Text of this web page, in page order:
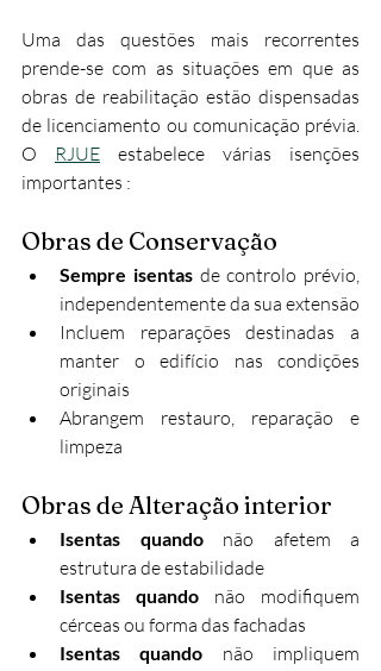
Uma das questões mais recorrentes
prende-se com as situações em que as
obras de reabilitação estão dispensadas
de licenciamento ou comunicação prévia.
O RJUE estabelece várias isenções
importantes :
Obras de Conservação
Sempre isentas de controlo prévio,
independentemente da sua extensão
Incluem reparações destinadas a
manter o edifício nas condições
originais
Abrangem restauro, reparação e
limpeza
Obras de Alteração interior
Isentas quando não afetem a
estrutura de estabilidade
Isentas quando não modifiquem
cérceas ou forma das fachadas
Isentas quando não impliquem